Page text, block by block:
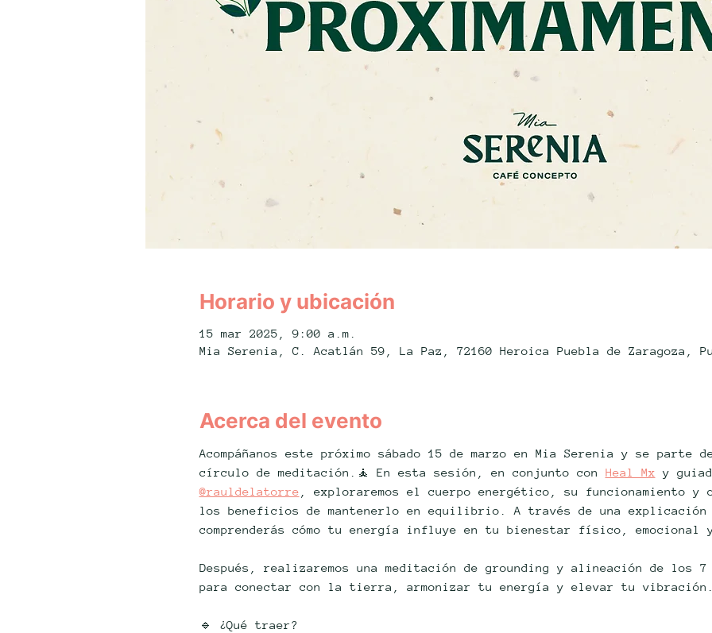
Horario y ubicación
15 mar 2025, 9:00 a.m.
Mia Serenia, C. Acatlán 59, La Paz, 72160 Heroica Puebla de Zaragoza,
Acerca del evento
Acompáñanos este próximo sábado 15 de marzo en Mia Serenia y se parte
círculo de meditación.🧘 En esta sesión, en conjunto con Heal Mx y
@rauldelatorre , exploraremos el cuerpo energético, su funcionamiento y
los beneficios de mantenerlo en equilibrio. A través de una explicación
comprenderás cómo tu energía influye en tu bienestar físico,
Después, realizaremos una meditación de grounding y alineación de los
para conectar con la tierra, armonizar tu energía y elevar tu vibración.
🔹 ¿Qué traer?